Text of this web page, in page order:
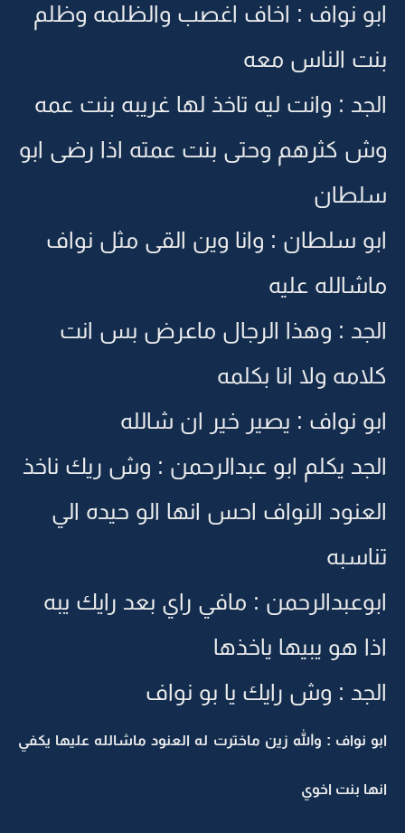
ابو نواف : اخاف اغصب والظلمه وظلم
بنت الناس معه
الجد : وانت ليه تاخذ لها غريبه بنت عمه
وش كثرهم وحتى بنت عمته اذا رضى ابو
سلطان
ابو سلطان : وانا وين القى مثل نواف
ماشالله عليه
الجد : وهذا الرجال ماعرض بس انت
كلامه ولا انا بكلمه
ابو نواف : يصير خير ان شالله
الجد يكلم ابو عبدالرحمن : وش ريك ناخذ
العنود النواف احس انها الو حيده الي
تناسبه
ابوعبدالرحمن : مافي راي بعد رايك يبه
اذا هو يبيها ياخذها
الجد : وش رايك يا بو نواف
ابو نواف : والله زين ماخترت له العنود ماشالله عليها يكفي
انها بنت اخوي